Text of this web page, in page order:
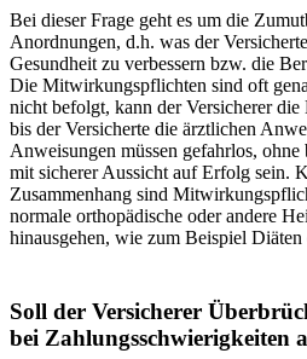
Bei dieser Frage geht es um die
Anordnungen, d.h. was der
Gesundheit zu verbessern bzw. die
Die Mitwirkungspflichten sind oft
nicht befolgt, kann der Versicherer
bis der Versicherte die ärztlichen
Anweisungen müssen gefahrlos, ohne
mit sicherer Aussicht auf Erfolg sein.
Zusammenhang sind
normale orthopädische oder andere
hinausgehen, wie zum Beispiel Diäten
Soll der Versicherer
bei Zahlungsschwierigkeiten